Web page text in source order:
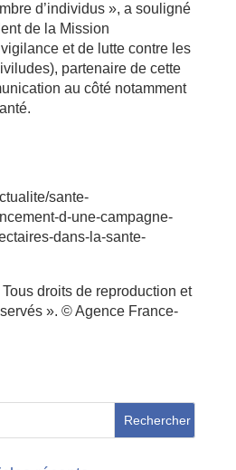
d’individus », a souligné
de la Mission
et de lutte contre les
partenaire de cette
au côté notamment
sante-
d-une-campagne-
dans-la-sante-
droits de reproduction et
». © Agence France-